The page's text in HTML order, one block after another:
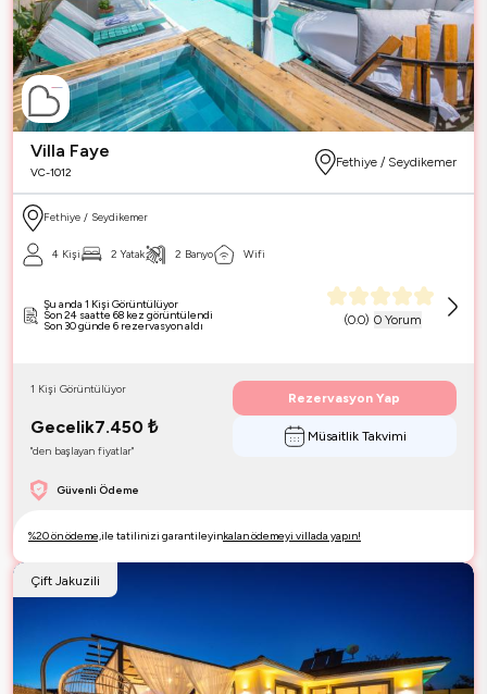
Villa Faye
VC-1012
Fethiye / Seydikemer
Fethiye / Seydikemer
4 Kişi 2 Yatak 2 Banyo Wifi
(0.0) 0 Yorum
Şu anda 1 Kişi Görüntülüyor
Son 24 saatte 68 kez görüntülendi
Son 30 günde 6 rezervasyon aldı
Güvenli Ödeme
Gecelik7.450 ₺
"den başlayan fiyatlar"
1 Kişi Görüntülüyor
Rezervasyon Yap
Müsaitlik Takvimi
%20 ön ödeme, ile tatilinizi garantileyinkalan ödemeyi villada yapın!
Çift Jakuzili